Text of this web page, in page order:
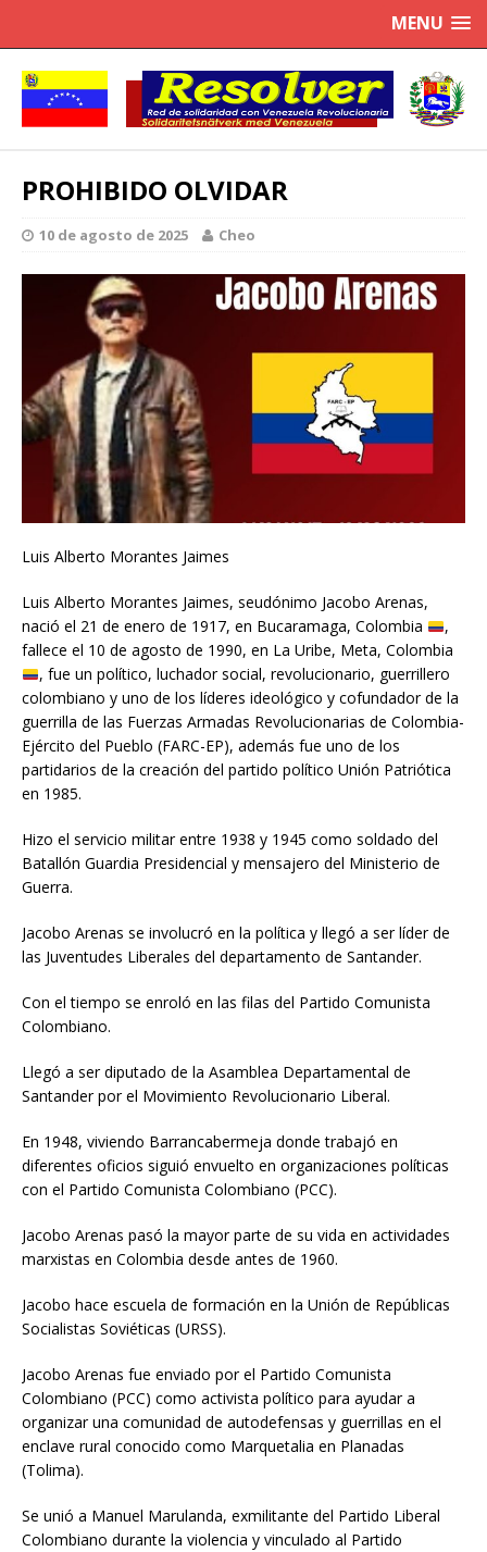
MENU
PROHIBIDO OLVIDAR
10 de agosto de 2025 Cheo
Luis Alberto Morantes Jaimes
Luis Alberto Morantes Jaimes, seudónimo Jacobo Arenas,
nació el 21 de enero de 1917, en Bucaramaga, Colombia
,
fallece el 10 de agosto de 1990, en La Uribe, Meta, Colombia
, fue un político, luchador social, revolucionario, guerrillero
colombiano y uno de los líderes ideológico y cofundador de la
guerrilla de las Fuerzas Armadas Revolucionarias de Colombia-
Ejército del Pueblo (FARC-EP), además fue uno de los
partidarios de la creación del partido político Unión Patriótica
en 1985.
Hizo el servicio militar entre 1938 y 1945 como soldado del
Batallón Guardia Presidencial y mensajero del Ministerio de
Guerra.
Jacobo Arenas se involucró en la política y llegó a ser líder de
las Juventudes Liberales del departamento de Santander.
Con el tiempo se enroló en las filas del Partido Comunista
Colombiano.
Llegó a ser diputado de la Asamblea Departamental de
Santander por el Movimiento Revolucionario Liberal.
En 1948, viviendo Barrancabermeja donde trabajó en
diferentes oficios siguió envuelto en organizaciones políticas
con el Partido Comunista Colombiano (PCC).
Jacobo Arenas pasó la mayor parte de su vida en actividades
marxistas en Colombia desde antes de 1960.
Jacobo hace escuela de formación en la Unión de Repúblicas
Socialistas Soviéticas (URSS).
Jacobo Arenas fue enviado por el Partido Comunista
Colombiano (PCC) como activista político para ayudar a
organizar una comunidad de autodefensas y guerrillas en el
enclave rural conocido como Marquetalia en Planadas
(Tolima).
Se unió a Manuel Marulanda, exmilitante del Partido Liberal
Colombiano durante la violencia y vinculado al Partido